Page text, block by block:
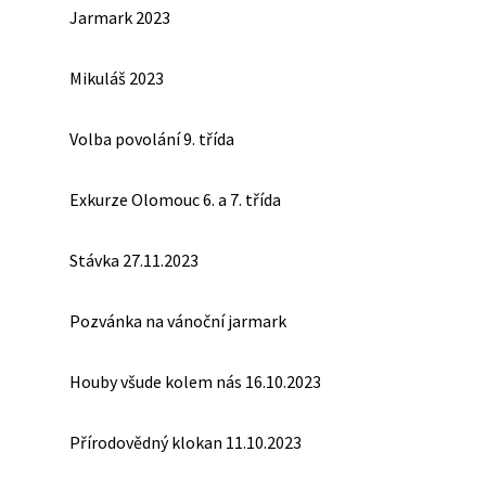
Jarmark 2023
Mikuláš 2023
Volba povolání 9. třída
Exkurze Olomouc 6. a 7. třída
Stávka 27.11.2023
Pozvánka na vánoční jarmark
Houby všude kolem nás 16.10.2023
Přírodovědný klokan 11.10.2023